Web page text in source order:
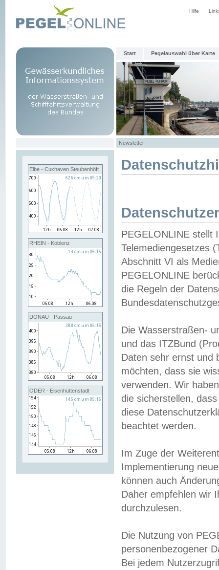
Hilfe
Start Pegelauswahl über Karte
Newsletter
Elbe - Cuxhaven Steubenhöft
RHEIN - Koblenz
DONAU - Passau
ODER - Eisenhüttenstadt
PEGELONLINE stellt
Telemediengesetzes
Abschnitt VI als
PEGELONLINE
die Regeln der
Die Wasserstraßen-
und das ITZBund
Daten sehr ernst und
möchten, dass sie
verwenden. Wir
die sicherstellen,
diese
beachtet werden.
Im Zuge der
Implementierung
können auch
Daher empfehlen wir
durchzulesen.
Die Nutzung von
personenbezogener
Bei jedem